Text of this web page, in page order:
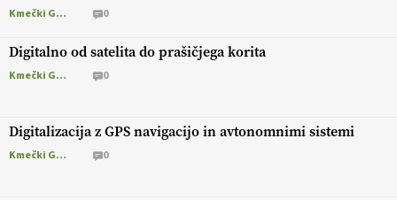
Kmečki Glas 0
Digitalno od satelita do prašičjega korita
Kmečki Glas 0
Digitalizacija z GPS navigacijo in avtonomnimi sistemi
Kmečki Glas 0